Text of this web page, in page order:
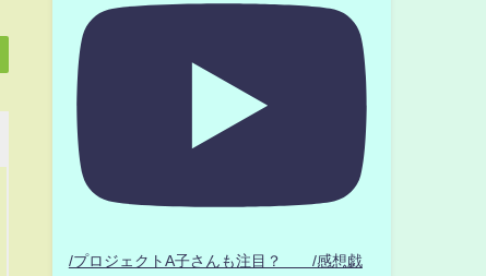
/プロジェクトA子さんも注目？ /感想戯